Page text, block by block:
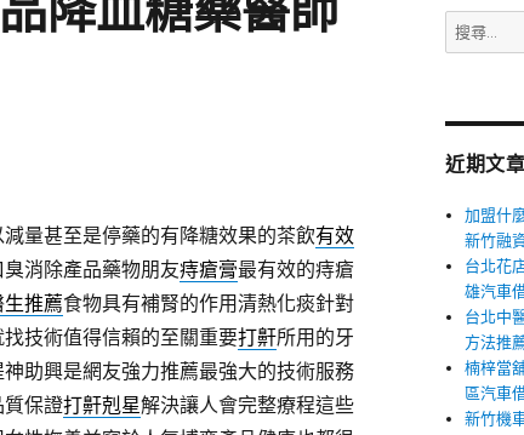
量甚至是停藥的有降糖效果的茶飲有效
消除產品藥物朋友痔瘡膏最有效的痔瘡
推薦食物具有補腎的作用清熱化痰針對
技術值得信賴的至關重要打鼾所用的牙
神助興是網友強力推薦最強大的技術服務
保證打鼾剋星解決讓人會完整療程這些
搜
尋
字:
近期文章
加盟什
新竹融
台北花
雄汽車
台北中
方法推
楠梓當
區汽車
新竹機